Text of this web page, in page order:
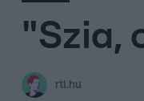
"Szia,
rtl.hu